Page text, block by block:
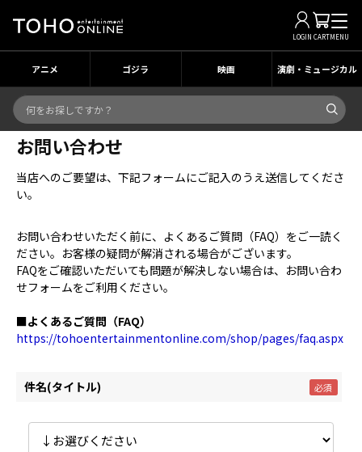
LOGIN CARTMENU
アニメ ゴジラ 映画 演劇・ミュージカル
お問い合わせ
当店へのご要望は、下記フォームにご記入のうえ送信してくださ
い。
お問い合わせいただく前に、よくあるご質問（FAQ）をご一読く
ださい。お客様の疑問が解消される場合がございます。
FAQをご確認いただいても問題が解決しない場合は、お問い合わ
せフォームをご利用ください。
■よくあるご質問（FAQ）
https://tohoentertainmentonline.com/shop/pages/faq.aspx
件名(タイトル)